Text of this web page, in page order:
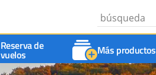
Reserva de
vuelos Más productos